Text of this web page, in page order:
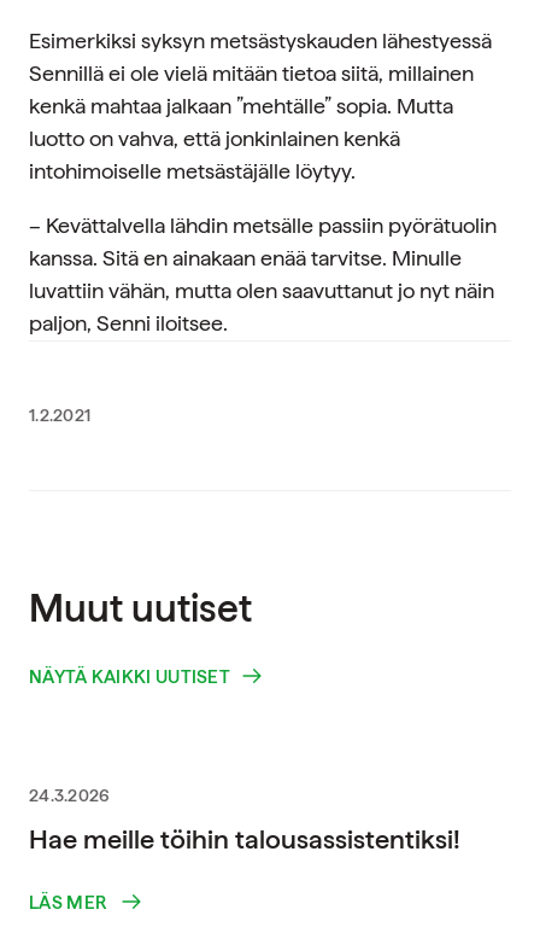
Esimerkiksi syksyn metsästyskauden lähestyessä
Sennillä ei ole vielä mitään tietoa siitä, millainen
kenkä mahtaa jalkaan ”mehtälle” sopia. Mutta
luotto on vahva, että jonkinlainen kenkä
intohimoiselle metsästäjälle löytyy.
– Kevättalvella lähdin metsälle passiin pyörätuolin
kanssa. Sitä en ainakaan enää tarvitse. Minulle
luvattiin vähän, mutta olen saavuttanut jo nyt näin
paljon, Senni iloitsee.
1.2.2021
Muut uutiset
NÄYTÄ KAIKKI UUTISET
24.3.2026
Hae meille töihin talousassistentiksi!
LÄS MER